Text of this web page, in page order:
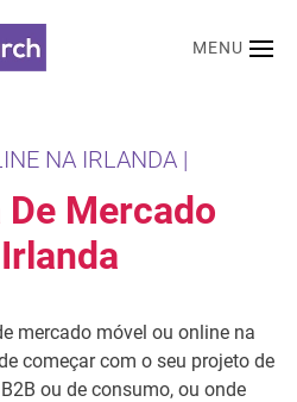
MENU
NA IRLANDA |
Mercado
mercado móvel ou online na
começar com o seu projeto de
ou de consumo, ou onde